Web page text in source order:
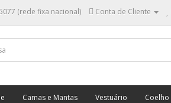
(rede fixa nacional) Conta de Cliente
Camas e Mantas Vestuário Coelho